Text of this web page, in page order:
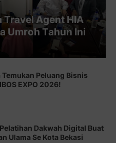
Travel Agent HIA
Umroh Tahun Ini
Peluang Bisnis
EXPO 2026!
Dakwah Digital Buat
Ulama Se Kota Bekasi